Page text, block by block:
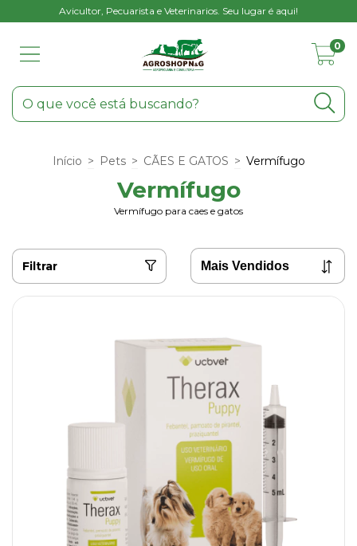
Avicultor, Pecuarista e Veterinarios. Seu lugar é aqui!
0
Início > Pets > CÃES E GATOS > Vermífugo
Vermífugo
Vermífugo para caes e gatos
Filtrar